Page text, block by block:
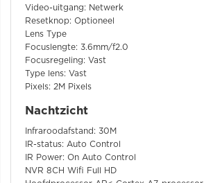
Video-uitgang: Netwerk
Resetknop: Optioneel
Lens Type
Focuslengte: 3.6mm/f2.0
Focusregeling: Vast
Type lens: Vast
Pixels: 2M Pixels
Nachtzicht
Infraroodafstand: 30M
IR-status: Auto Control
IR Power: On Auto Control
NVR 8CH Wifi Full HD